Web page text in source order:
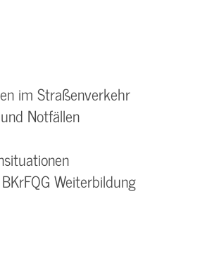
im Straßenverkehr
Notfällen
Weiterbildung